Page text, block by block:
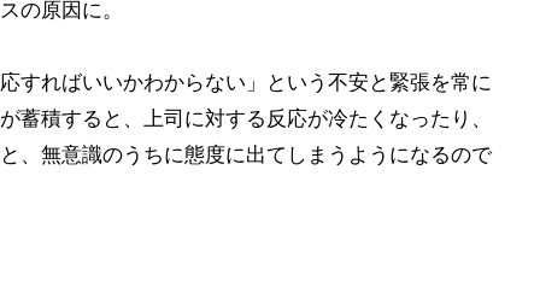
の原因に。
すればいいかわからない」という不安と緊張を常に
蓄積すると、上司に対する反応が冷たくなったり、
、無意識のうちに態度に出てしまうようになるので